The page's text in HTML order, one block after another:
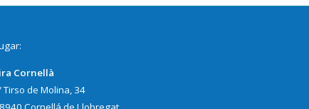
Cornellà
Tirso de Molina, 34